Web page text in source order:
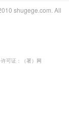
shugege.com. All
可证：（署）网